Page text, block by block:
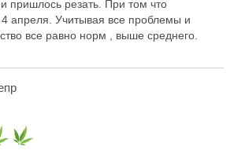
пришлось резать. При том что
апреля. Учитывая все проблемы и
все равно норм , выше среднего.